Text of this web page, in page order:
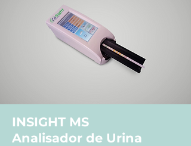
INSIGHT MS
Analisador de Urina